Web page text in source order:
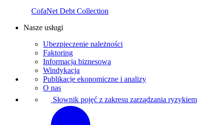
CofaNet Debt Collection
Nasze usługi
Ubezpieczenie należności
Faktoring
Informacja biznesowa
Windykacja
Publikacje ekonomiczne i analizy
O nas
Słownik pojęć z zakresu zarządzania ryzykiem